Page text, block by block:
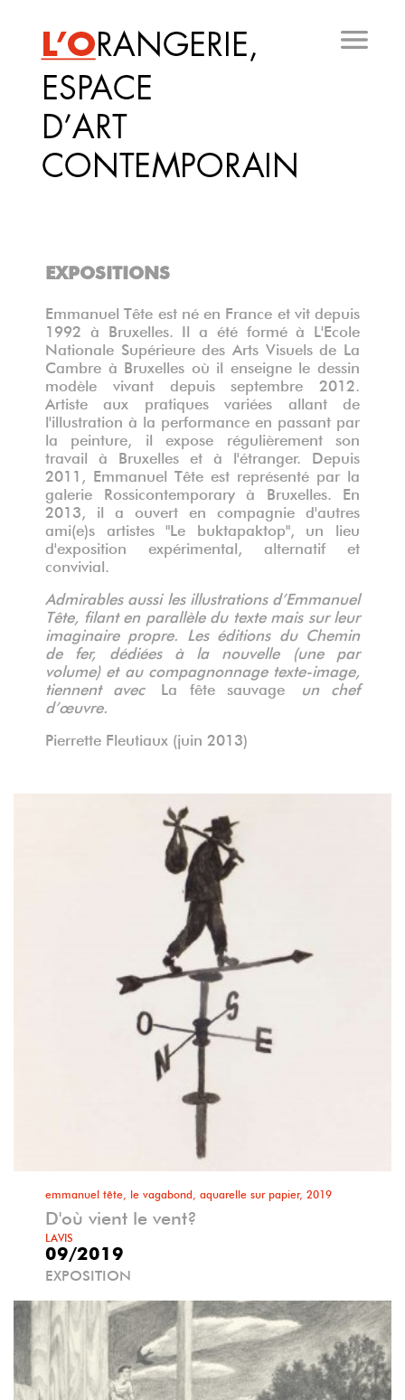
principal
EXPOSITIONS
Emmanuel Tête est né en France et vit depuis
1992 à Bruxelles. Il a été formé à L'Ecole
Nationale Supérieure des Arts Visuels de La
Cambre à Bruxelles où il enseigne le dessin
modèle vivant depuis septembre 2012.
Artiste aux pratiques variées allant de
l'illustration à la performance en passant par
la peinture, il expose régulièrement son
travail à Bruxelles et à l'étranger. Depuis
2011, Emmanuel Tête est représenté par la
galerie Rossicontemporary à Bruxelles. En
2013, il a ouvert en compagnie d'autres
ami(e)s artistes "Le buktapaktop", un lieu
d'exposition expérimental, alternatif et
convivial.
Admirables aussi les illustrations d’Emmanuel
Tête, filant en parallèle du texte mais sur leur
imaginaire propre. Les éditions du Chemin
de fer, dédiées à la nouvelle (une par
volume) et au compagnonnage texte-image,
tiennent avec La fête sauvage un chef
d’œuvre.
Pierrette Fleutiaux (juin 2013)
emmanuel tête, le vagabond, aquarelle sur papier, 2019
D'où vient le vent?
LAVIS
09/2019
EXPOSITION